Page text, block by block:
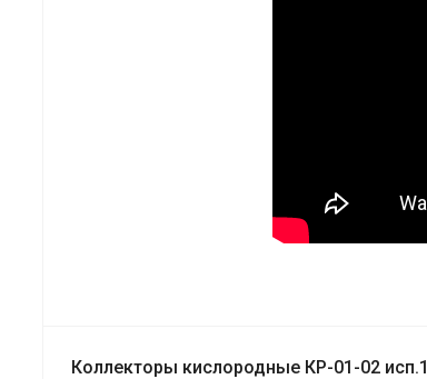
Коллекторы кислородные КР-01-02 исп.1